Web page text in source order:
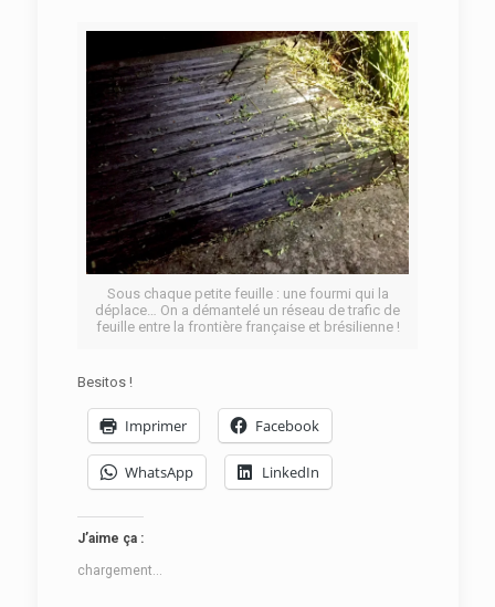
Sous chaque petite feuille : une fourmi qui la
déplace… On a démantelé un réseau de trafic de
feuille entre la frontière française et brésilienne !
Besitos !
Imprimer Facebook
WhatsApp LinkedIn
J’aime ça :
chargement…